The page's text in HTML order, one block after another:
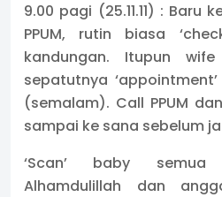
9.00 pagi (25.11.11) : Baru
PPUM, rutin biasa
kandungan. Itupun
sepatutnya ‘appointment’
(semalam). Call PPUM
sampai ke sana sebelum
‘Scan’ baby
Alhamdulillah dan